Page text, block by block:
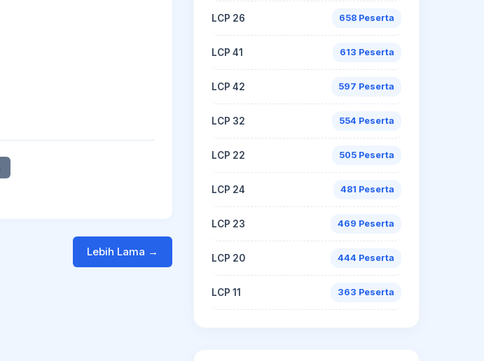
Lebih Lama →
LCP 26 658 Peserta
LCP 41 613 Peserta
LCP 42 597 Peserta
LCP 32 554 Peserta
LCP 22 505 Peserta
LCP 24 481 Peserta
LCP 23 469 Peserta
LCP 20 444 Peserta
LCP 11 363 Peserta